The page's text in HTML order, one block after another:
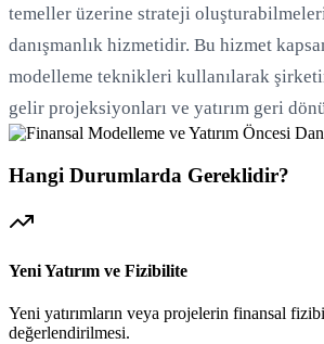
temeller üzerine strateji
danışmanlık hizmetidir. Bu hizmet
modelleme teknikleri kullanılarak
gelir projeksiyonları ve yatırım geri
Hangi Durumlarda Gereklidir?
Yeni Yatırım ve Fizibilite
Yeni yatırımların veya projelerin finansal
değerlendirilmesi.